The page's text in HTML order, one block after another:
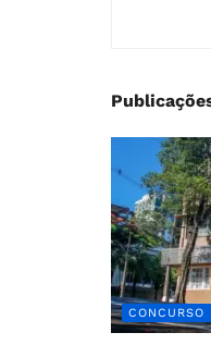
CONCURSO